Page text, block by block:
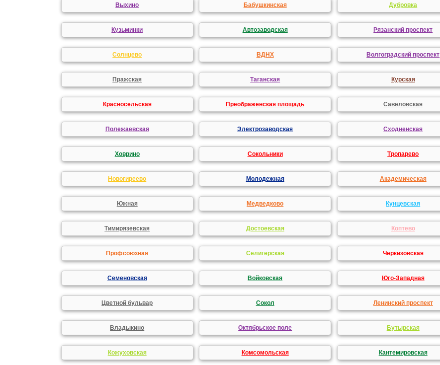
Выхино Бабушкинская Дубровка
Кузьминки Автозаводская Рязанский проспект
Солнцево ВДНХ Волгоградский проспект
Пражская Таганская Курская
Красносельская Преображенская площадь Савеловская
Полежаевская Электрозаводская Сходненская
Ховрино Сокольники Тропарево
Новогиреево Молодежная Академическая
Южная Медведково Кунцевская
Тимирязевская Достоевская Коптево
Профсоюзная Селигерская Черкизовская
Семеновская Войковская Юго-Западная
Цветной бульвар Сокол Ленинский проспект
Владыкино Октябрьское поле Бутырская
Кожуховская Комсомольская Кантемировская